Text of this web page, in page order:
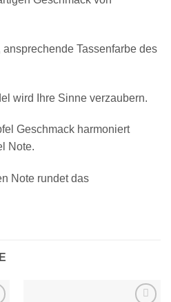
Tassenfarbe des
wird Ihre Sinne verzaubern.
Geschmack harmoniert
Note.
Note rundet das